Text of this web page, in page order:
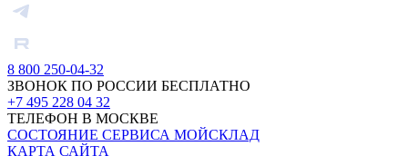
8 800 250-04-32
ЗВОНОК ПО РОССИИ БЕСПЛАТНО
+7 495 228 04 32
ТЕЛЕФОН В МОСКВЕ
СОСТОЯНИЕ СЕРВИСА МОЙСКЛАД
КАРТА САЙТА